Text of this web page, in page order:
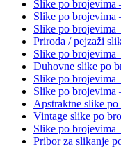
Slike po brojevima
Slike po brojevima
Slike po brojevima
Priroda / pejzaži
Slike po brojevima
Duhovne slike po
Slike po brojevima
Slike po brojevima
Apstraktne slike
Vintage slike po
Slike po brojevima
Pribor za slikanje